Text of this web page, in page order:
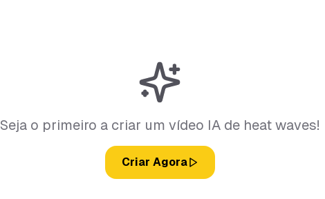
Seja o primeiro a criar um vídeo IA de heat waves!
Criar Agora